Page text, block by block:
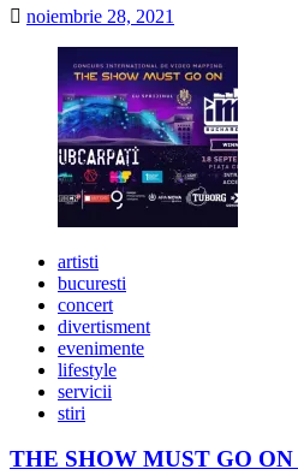
noiembrie 28, 2021
artisti
bucuresti
concert
divertisment
evenimente
lifestyle
servicii
stiri
THE SHOW MUST GO ON